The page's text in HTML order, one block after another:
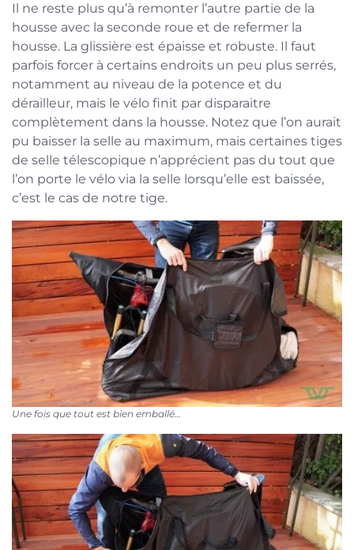
Il ne reste plus qu’à remonter l’autre partie de la
housse avec la seconde roue et de refermer la
housse. La glissière est épaisse et robuste. Il faut
parfois forcer à certains endroits un peu plus serrés,
notamment au niveau de la potence et du
dérailleur, mais le vélo finit par disparaitre
complètement dans la housse. Notez que l’on aurait
pu baisser la selle au maximum, mais certaines tiges
de selle télescopique n’apprécient pas du tout que
l’on porte le vélo via la selle lorsqu’elle est baissée,
c’est le cas de notre tige.
Une fois que tout est bien emballé…